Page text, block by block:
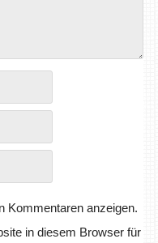
Kommentaren anzeigen.
in diesem Browser für